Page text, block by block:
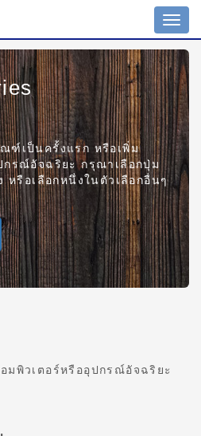
ฑ์เป็นครั้งแรก หรือเพิ่ม
กรณ์อัจฉริยะ กรุณาเลือกปุ่ม
หรือเลือกหนึ่งในตัวเลือกอื่นๆ
มพิวเตอร์หรืออุปกรณ์อัจฉริยะ